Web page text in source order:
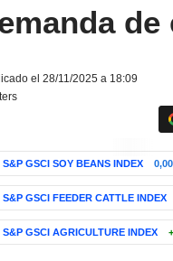
el 28/11/2025 a 18:09
S&P GSCI SOY BEANS INDEX
S&P GSCI FEEDER CATTLE INDEX
S&P GSCI AGRICULTURE INDEX